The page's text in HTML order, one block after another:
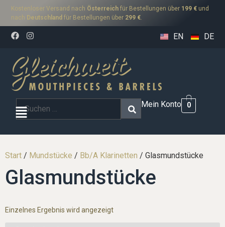
Kostenloser Versand nach Österreich für Bestellungen über 199 € und
nach Deutschland für Bestellungen über 299 €.
EN DE
Mein Konto 0
Start / Mundstücke / Bb/A Klarinetten / Glasmundstücke
Glasmundstücke
Einzelnes Ergebnis wird angezeigt